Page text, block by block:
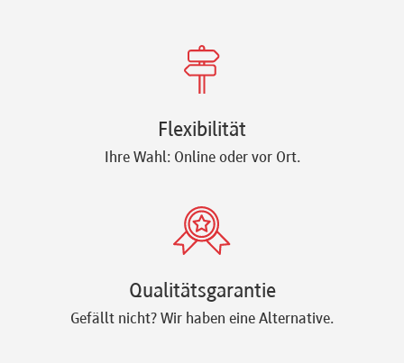
Flexibilität
Ihre Wahl: Online oder vor Ort.
Qualitätsgarantie
Gefällt nicht? Wir haben eine Alternative.